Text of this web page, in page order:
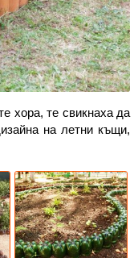
хора, те свикнаха да
на летни къщи,